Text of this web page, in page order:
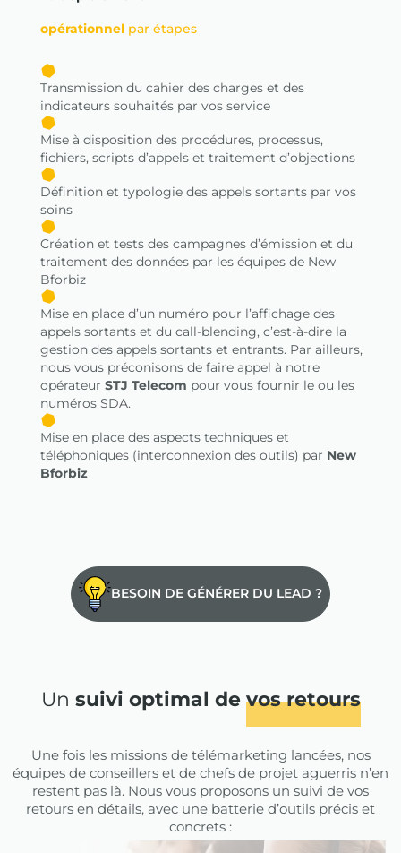
opérationnel par étapes
Transmission du cahier des charges et des
indicateurs souhaités par vos service
Mise à disposition des procédures, processus,
fichiers, scripts d’appels et traitement d’objections
Définition et typologie des appels sortants par vos
soins
Création et tests des campagnes d’émission et du
traitement des données par les équipes de New
Bforbiz
Mise en place d’un numéro pour l’affichage des
appels sortants et du call-blending, c’est-à-dire la
gestion des appels sortants et entrants. Par ailleurs,
nous vous préconisons de faire appel à notre
opérateur STJ Telecom pour vous fournir le ou les
numéros SDA.
Mise en place des aspects techniques et
téléphoniques (interconnexion des outils) par New
Bforbiz
BESOIN DE GÉNÉRER DU LEAD ?
Un suivi optimal de vos retours
Une fois les missions de télémarketing lancées, nos
équipes de conseillers et de chefs de projet aguerris n’en
restent pas là. Nous vous proposons un suivi de vos
retours en détails, avec une batterie d’outils précis et
concrets :